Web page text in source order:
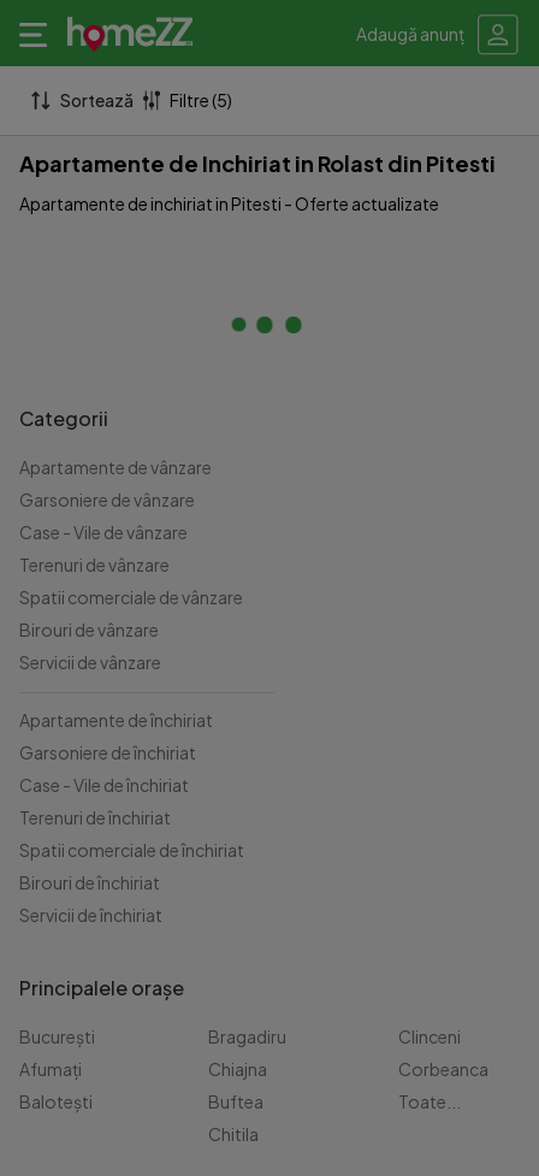
Adaugă anunț
Sortează Filtre (5)
Apartamente de Inchiriat in Rolast din Pitesti
Apartamente de inchiriat in Pitesti - Oferte actualizate
Categorii
Apartamente de vânzare
Garsoniere de vânzare
Case - Vile de vânzare
Terenuri de vânzare
Spatii comerciale de vânzare
Birouri de vânzare
Servicii de vânzare
Apartamente de închiriat
Garsoniere de închiriat
Case - Vile de închiriat
Terenuri de închiriat
Spatii comerciale de închiriat
Birouri de închiriat
Servicii de închiriat
Principalele orașe
București
Afumați
Balotești
Bragadiru
Chiajna
Buftea
Chitila
Clinceni
Corbeanca
Toate...